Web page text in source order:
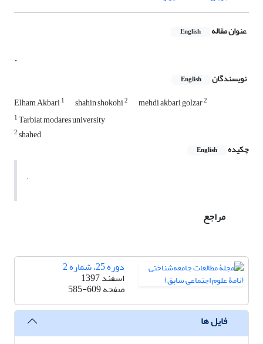
عنوان مقاله English
.
نویسندگان English
Elham Akbari1 shahin shokohi2 mehdi akbari golzar2
1Tarbiat modares university
2shahed
چکیده
English
.
مراجع
دوره 25، شماره 2
اسفند 1397
صفحه585-609
فایل ها